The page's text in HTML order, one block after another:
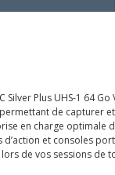
Silver Plus UHS-1 64
de capturer
en charge optimale
et consoles
de vos sessions de